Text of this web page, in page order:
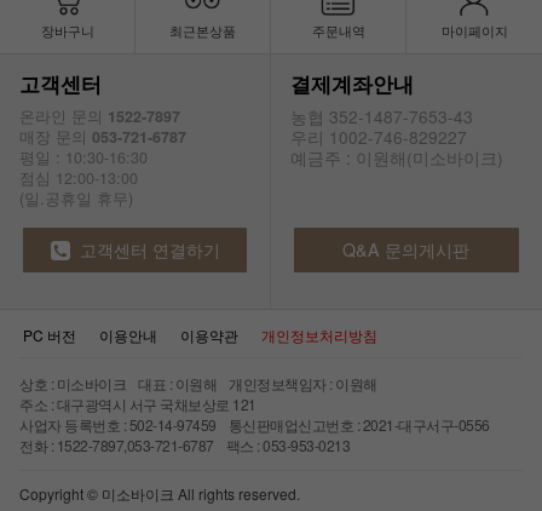
장바구니 최근본상품 주문내역 마이페이지
고객센터
온라인 문의 1522-7897
매장 문의 053-721-6787
평일 : 10:30-16:30
점심 12:00-13:00
(일.공휴일 휴무)
결제계좌안내
농협 352-1487-7653-43
우리 1002-746-829227
예금주 : 이원해(미소바이크)
고객센터 연결하기 Q&A 문의게시판
PC 버전 이용안내 이용약관 개인정보처리방침
상호 : 미소바이크 대표 : 이원해 개인정보책임자 : 이원해
주소 : 대구광역시 서구 국채보상로 121
사업자 등록번호 : 502-14-97459 통신판매업신고번호 : 2021-대구서구-0556
전화 : 1522-7897,053-721-6787 팩스 : 053-953-0213
Copyright © 미소바이크 All rights reserved.